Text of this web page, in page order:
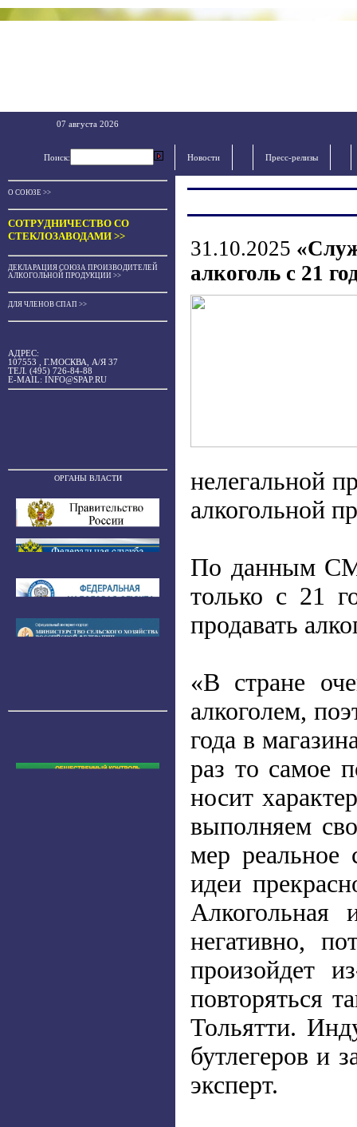
07 августа 2026
Поиск: Новости Пресс-релизы
О СОЮЗЕ >>
СОТРУДНИЧЕСТВО СО
СТЕКЛОЗАВОДАМИ >>
ДЕКЛАРАЦИЯ СОЮЗА ПРОИЗВОДИТЕЛЕЙ
АЛКОГОЛЬНОЙ ПРОДУКЦИИ >>
ДЛЯ ЧЛЕНОВ СПАП >>
АДРЕС:
107553 , Г.МОСКВА, А/Я 37
ТЕЛ. (495) 726-84-88
E-MAIL: INFO@SPAP.RU
ОРГАНЫ ВЛАСТИ
31.10.2025
алкоголь с 21
нелегальной
алкогольной
По данным
только с 21
продавать
«В стране
алкоголем,
года в
раз то самое
носит
выполняем
мер реальное
идеи
Алкогольная
негативно,
произойдет
повторяться
Тольятти.
бутлегеров и
эксперт.